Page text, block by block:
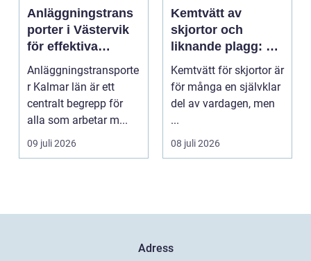
Anläggningstrans
porter i Västervik
för effektiva
byggprojekt
Anläggningstransporte
r Kalmar län är ett
centralt begrepp för
alla som arbetar m...
09 juli 2026
Kemtvätt av
skjortor och
liknande plagg: Så
fungerar
professionell
klädvård i
Kemtvätt för skjortor är
för många en självklar
del av vardagen, men
...
08 juli 2026
Adress